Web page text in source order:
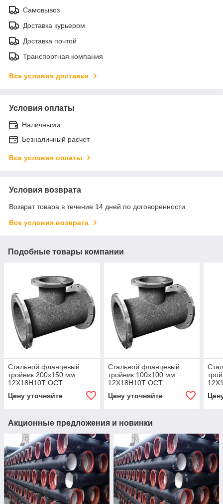
Самовывоз
Доставка курьером
Доставка почтой
Транспортная компания
Все условия доставки
Условия оплаты
Наличными
Безналичный расчет
Все условия оплаты
Условия возврата
Возврат товара в течение 14 дней по договоренности
Все условия возврата
Подобные товары компании
Стальной фланцевый
тройник 200x150 мм
12Х18Н10Т ОСТ
Цену уточняйте
Стальной фланцевый
тройник 100x100 мм
12Х18Н10Т ОСТ
Цену уточняйте
Акционные предложения и новинки